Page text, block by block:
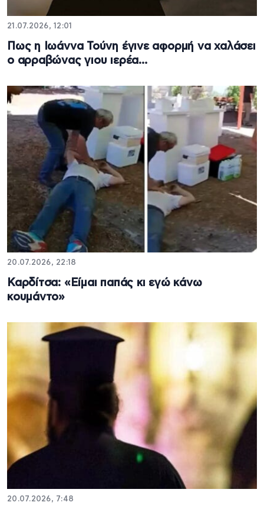
21.07.2026, 12:01
Πως η Ιωάννα Τούνη έγινε αφορμή να χαλάσει
ο αρραβώνας γιου ιερέα…
20.07.2026, 22:18
Καρδίτσα: «Είμαι παπάς κι εγώ κάνω
κουμάντο»
20.07.2026, 7:48